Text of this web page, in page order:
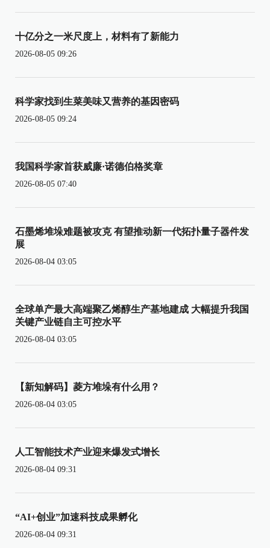
十亿分之一米尺度上，材料有了新能力
2026-08-05 09:26
科学家找到生菜美味又营养的基因密码
2026-08-05 09:24
我国科学家首获威廉·诺德伯格奖章
2026-08-05 07:40
石墨烯堆垛难题被攻克 有望推动新一代拓扑量子器件发
展
2026-08-04 03:05
全球单产最大高端聚乙烯醇生产基地建成 大幅提升我国
关键产业链自主可控水平
2026-08-04 03:05
【新知解码】菱方堆垛有什么用？
2026-08-04 03:05
人工智能技术产业迎来爆发式增长
2026-08-04 09:31
“AI+创业”加速科技成果孵化
2026-08-04 09:31